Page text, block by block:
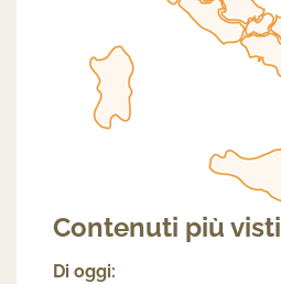
Contenuti più visti
Di oggi: